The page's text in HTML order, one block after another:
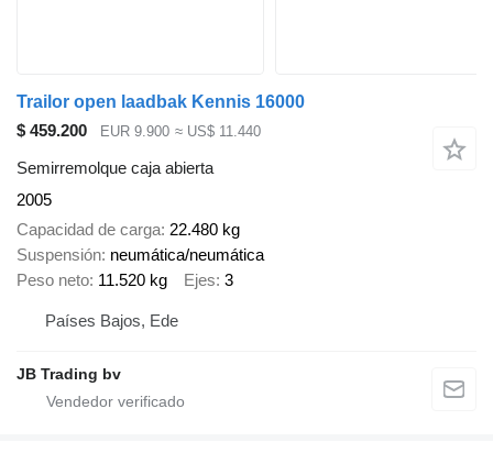
Trailor open laadbak Kennis 16000
$ 459.200
EUR 9.900 ≈ US$ 11.440
Semirremolque caja abierta
2005
Capacidad de carga 22.480 kg
Suspensión neumática/neumática
Peso neto 11.520 kg Ejes 3
Países Bajos, Ede
JB Trading bv